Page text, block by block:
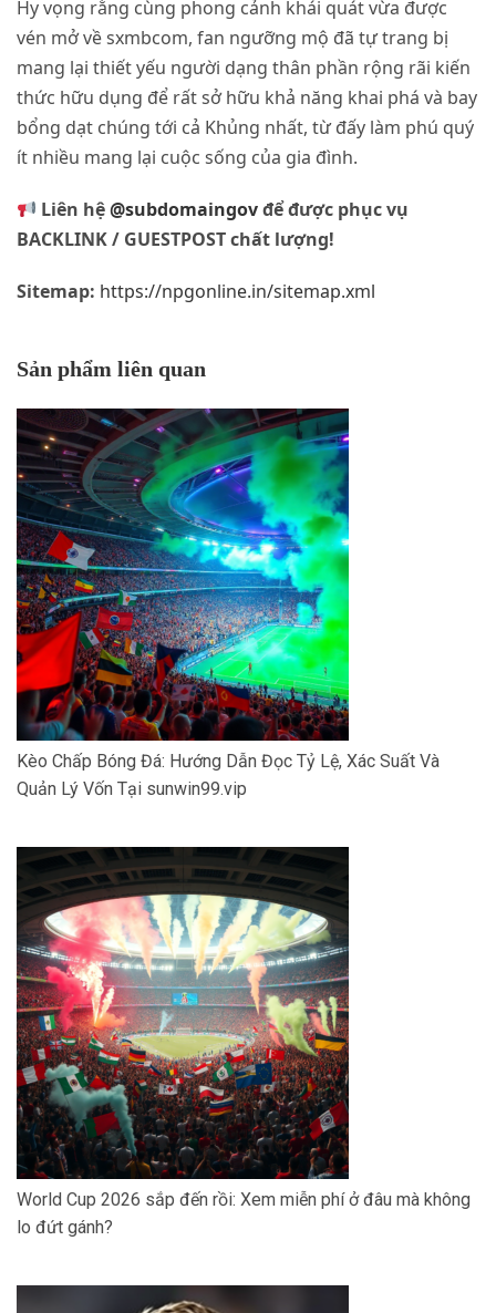
Hy vọng rằng cùng phong cảnh khái quát vừa được
vén mở về sxmbcom, fan ngưỡng mộ đã tự trang bị
mang lại thiết yếu người dạng thân phần rộng rãi kiến
thức hữu dụng để rất sở hữu khả năng khai phá và bay
bổng dạt chúng tới cả Khủng nhất, từ đấy làm phú quý
ít nhiều mang lại cuộc sống của gia đình.
Liên hệ@subdomaingovđể được phục vụ
BACKLINK / GUESTPOST chất lượng!
Sitemap: https://npgonline.in/sitemap.xml
Sản phẩm liên quan
Kèo Chấp Bóng Đá: Hướng Dẫn Đọc Tỷ Lệ, Xác Suất Và
Quản Lý Vốn Tại sunwin99.vip
World Cup 2026 sắp đến rồi: Xem miễn phí ở đâu mà không
lo đứt gánh?